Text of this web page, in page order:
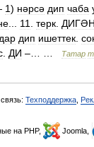
1) нәрсә дип чаба
11 терк
дип ишеттек
ДИ –… … Татар
Техподдержка
на PHP, Joomla,